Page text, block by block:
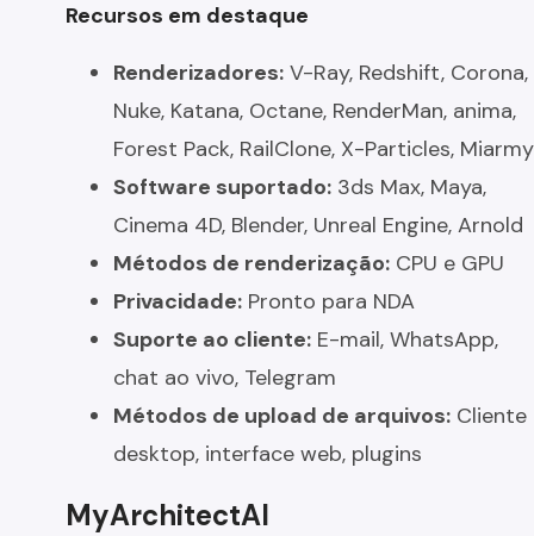
Recursos em destaque
Renderizadores: V-Ray, Redshift, Corona,
Nuke, Katana, Octane, RenderMan, anima,
Forest Pack, RailClone, X-Particles, Miarmy
Software suportado: 3ds Max, Maya,
Cinema 4D, Blender, Unreal Engine, Arnold
Métodos de renderização: CPU e GPU
Privacidade: Pronto para NDA
Suporte ao cliente: E-mail, WhatsApp,
chat ao vivo, Telegram
Métodos de upload de arquivos: Cliente
desktop, interface web, plugins
MyArchitectAI